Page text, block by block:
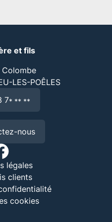
et fils
Colombe
LES-POÊLES
7* ** **
nous
légales
clients
cookies